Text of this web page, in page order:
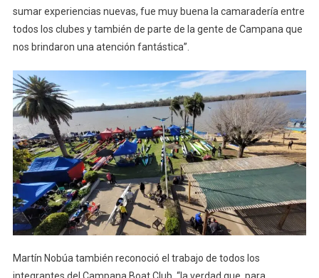
sumar experiencias nuevas, fue muy buena la camaradería entre
todos los clubes y también de parte de la gente de Campana que
nos brindaron una atención fantástica”.
Martín Nobúa también reconoció el trabajo de todos los